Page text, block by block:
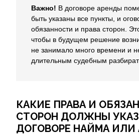
Важно! В договоре аренды
быть указаны все пункты, и
обязанности и права сторон.
чтобы в будущем решение
не занимало много времени и
длительным судебным
КАКИЕ ПРАВА И
СТОРОН ДОЛЖНЫ
ДОГОВОРЕ НАЙМА ИЛИ